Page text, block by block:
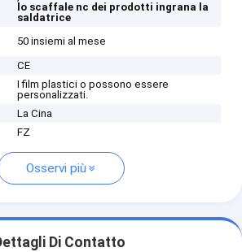
lo scaffale nc dei prodotti ingrana la
saldatrice
50 insiemi al mese
CE
I film plastici o possono essere
personalizzati.
La Cina
FZ
Osservi più
Di Contatto